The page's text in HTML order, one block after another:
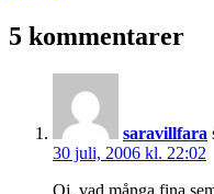
5 kommentarer
saravillfara
30 juli, 2006 kl. 22:02
Oj, vad många fina